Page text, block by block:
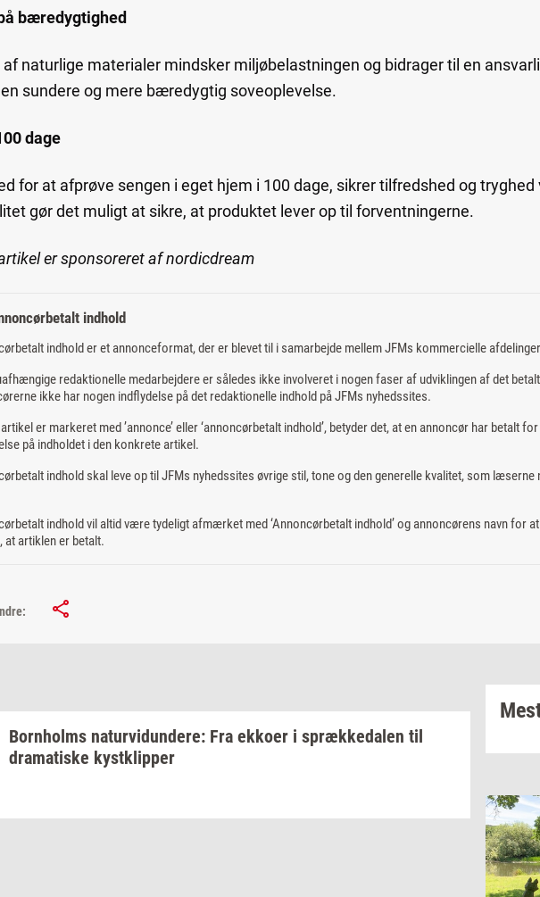
bæredygtighed
af naturlige materialer mindsker miljøbelastningen og bidrager til en
sundere og mere bæredygtig soveoplevelse.
dage
for at afprøve sengen i eget hjem i 100 dage, sikrer tilfredshed og tryghed
gør det muligt at sikre, at produktet lever op til forventningerne.
er sponsoreret af nordicdream
indhold
indhold er et annonceformat, der er blevet til i samarbejde mellem JFMs kommercielle
redaktionelle medarbejdere er således ikke involveret i nogen faser af udviklingen af det
ikke har nogen indflydelse på det redaktionelle indhold på JFMs nyhedssites.
er markeret med ’annonce’ eller ‘annoncørbetalt indhold’, betyder det, at en annoncør har betalt
på indholdet i den konkrete artikel.
indhold skal leve op til JFMs nyhedssites øvrige stil, tone og den generelle kvalitet, som
indhold vil altid være tydeligt afmærket med ‘Annoncørbetalt indhold’ og annoncørens navn for
at artiklen er betalt.
Born­holms na­tur­vi­dun­de­re: Fra ek­ko­er i spræk­ke­da­len til
dra­ma­ti­ske kyst­klip­per